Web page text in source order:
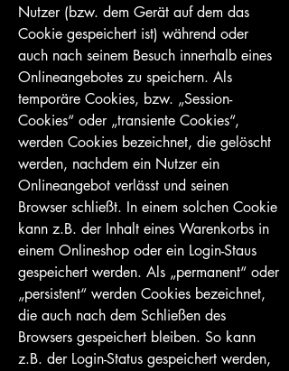
Nutzer (bzw. dem Gerät auf dem das
Cookie gespeichert ist) während oder
auch nach seinem Besuch innerhalb eines
Onlineangebotes zu speichern. Als
temporäre Cookies, bzw. „Session-
Cookies“ oder „transiente Cookies“,
werden Cookies bezeichnet, die gelöscht
werden, nachdem ein Nutzer ein
Onlineangebot verlässt und seinen
Browser schließt. In einem solchen Cookie
kann z.B. der Inhalt eines Warenkorbs in
einem Onlineshop oder ein Login-Staus
gespeichert werden. Als „permanent“ oder
„persistent“ werden Cookies bezeichnet,
die auch nach dem Schließen des
Browsers gespeichert bleiben. So kann
z.B. der Login-Status gespeichert werden,